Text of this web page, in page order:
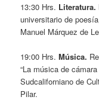
13:30 Hrs. Literatura.
universitario de
Manuel Márquez de
19:00 Hrs.Música.
“La música de
Sudcaliforniano de
Pilar.